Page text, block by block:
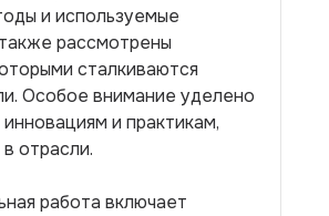
и используемые
рассмотрены
сталкиваются
Особое внимание уделено
и практикам,
отрасли.
работа включает